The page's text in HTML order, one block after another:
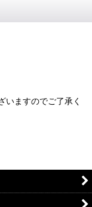
いますのでご了承く